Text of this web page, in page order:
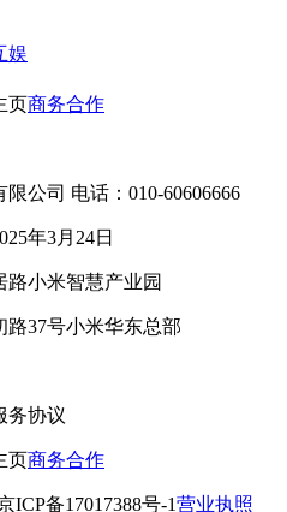
娱
页商务合作
公司 电话：010-60606666
年3月24日
小米智慧产业园
37号小米华东总部
务协议
页商务合作
ICP备17017388号-1营业执照